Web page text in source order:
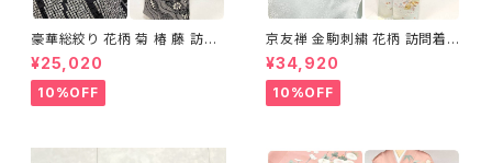
豪華総絞り 花柄 菊 椿 藤 訪問
着 鹿の子絞り ラメ 正絹 黒 白
グレー 1435
¥25,020
10%OFF
京友禅 金駒刺繍 花柄 訪問着
正絹 水色 黄緑 パステルカラー
アイスグリーン 1433
¥34,920
10%OFF